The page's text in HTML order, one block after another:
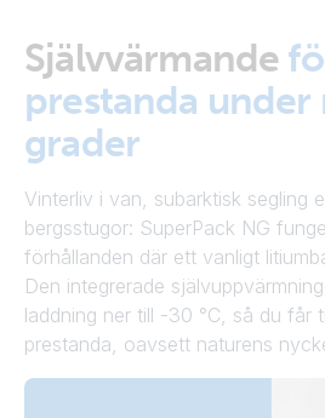
Självvärmande
prestanda under
grader
Vinterliv i van, subarktisk segling
bergsstugor: SuperPack NG
förhållanden där ett vanligt
Den integrerade
laddning ner till -30 °C, så du får
prestanda, oavsett naturens